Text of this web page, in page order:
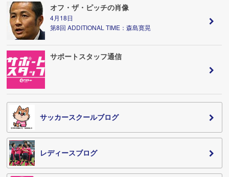
オフ・ザ・ピッチの肖像
4月18日
第8回 ADDITIONAL TIME：森島寛晃
サポートスタッフ通信
サッカースクールブログ
レディースブログ